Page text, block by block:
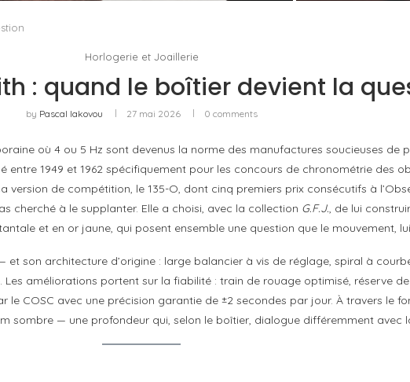
Horlogerie et Joaillerie
: quand le boîtier devient la
by Pascal Iakovou 27 mai 2026 0 comments
où 4 ou 5 Hz sont devenus la norme des manufactures soucieuses
entre 1949 et 1962 spécifiquement pour les concours de chronométrie des
de compétition, le 135-O, dont cinq premiers prix consécutifs à
cherché à le supplanter. Elle a choisi, avec la collection G.F.J., de lui
et en or jaune, qui posent ensemble une question que le mouvement,
son architecture d’origine : large balancier à vis de réglage, spiral à
améliorations portent sur la fiabilité : train de rouage optimisé, réserve
COSC avec une précision garantie de ±2 secondes par jour. À travers le
sombre — une profondeur qui, selon le boîtier, dialogue différemment avec